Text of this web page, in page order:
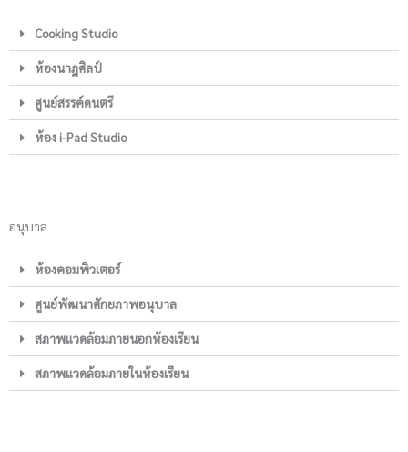
Cooking Studio
ห้องนาฎศิลป์
ศูนย์สรรค์ดนตรี
ห้อง i-Pad Studio
อนุบาล
ห้องคอมพิวเตอร์
ศูนย์พัฒนาศักยภาพอนุบาล
สภาพแวดล้อมภายนอกห้องเรียน
สภาพแวดล้อมภายในห้องเรียน